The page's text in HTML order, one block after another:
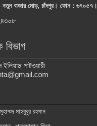
নতুন বাজার মোড়, চাঁদপুর। ফোন : ৬৭০৫৭।
বিভাগ
ইলিয়াছ পাটওয়ারী
মাহবুবুর রহমান